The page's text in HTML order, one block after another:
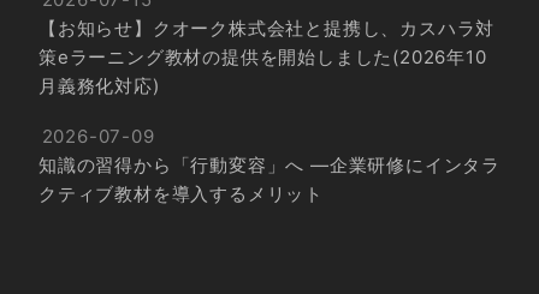
【お知らせ】クオーク株式会社と提携し、カスハラ対
策eラーニング教材の提供を開始しました(2026年10
月義務化対応)
2026-07-09
知識の習得から「行動変容」へ ―企業研修にインタラ
クティブ教材を導入するメリット